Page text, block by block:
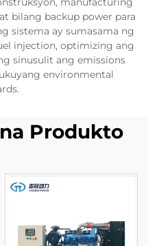
bilang backup power para
sistema ay sumasama ng
injection, optimizing ang
sinusulit ang emissions
environmental
Produkto